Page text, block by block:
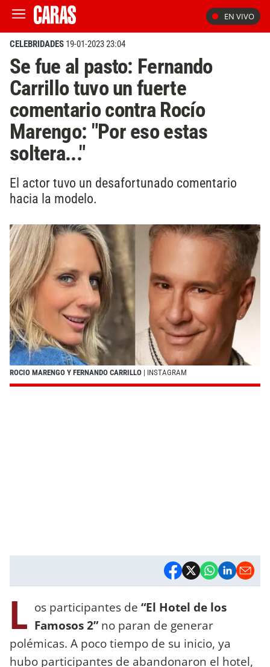
EN VIVO
CELEBRIDADES 19-01-2023 23:04
Se fue al pasto: Fernando
Carrillo tuvo un fuerte
comentario contra Rocío
Marengo: "Por eso estas
soltera..."
El actor tuvo un desafortunado comentario
hacia la modelo.
ROCIO MARENGO Y FERNANDO CARRILLO | INSTAGRAM
L os participantes de “El Hotel de los
Famosos 2”no paran de generar
polémicas. A poco tiempo de su inicio, ya
hubo participantes de abandonaron el hotel,